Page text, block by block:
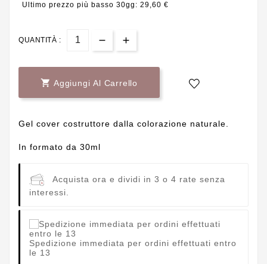
Ultimo prezzo più basso 30gg: 29,60 €
QUANTITÀ :
 Aggiungi Al Carrello
Gel cover costruttore dalla colorazione naturale.
In formato da 30ml
Acquista ora e dividi in 3 o 4 rate senza
interessi.
Spedizione immediata per ordini effettuati entro
le 13